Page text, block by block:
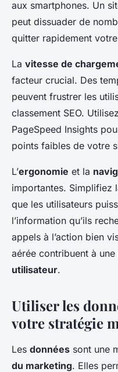
aux smartphones. Un
peut dissuader de
quitter rapidement
La vitesse de
facteur crucial. Des
peuvent frustrer les
classement SEO.
PageSpeed Insights
points faibles de votre
L’ergonomie et la
importantes. Simplifiez
que les utilisateurs
l’information qu’ils
appels à l’action bien
aérée contribuent à une
utilisateur.
Utiliser les
votre stratégie
Les données sont une
du marketing. Elles